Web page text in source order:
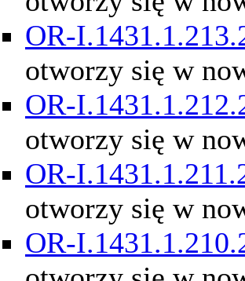
OR-
otworzy się w
OR-
otworzy się w
OR-
otworzy się w
OR-